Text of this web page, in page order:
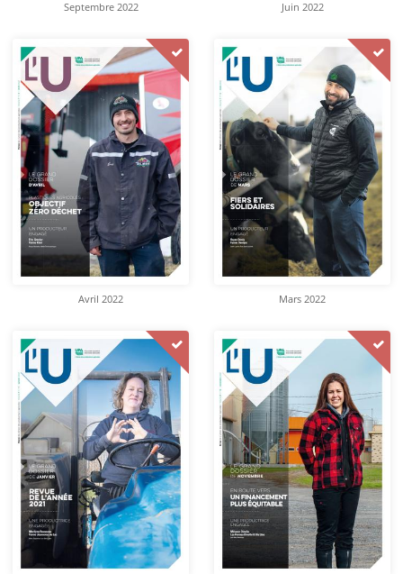
Septembre 2022 Juin 2022
Avril 2022 Mars 2022